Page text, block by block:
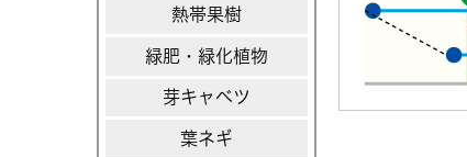
熱帯果樹
緑肥・緑化植物
芽キャベツ
葉ネギ